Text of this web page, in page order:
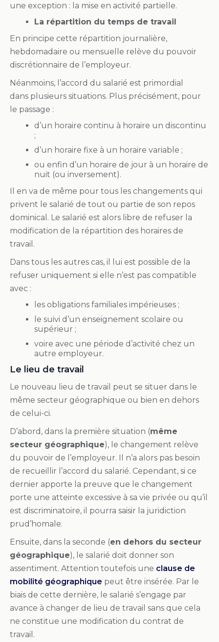
une exception : la mise en activité partielle.
La répartition du temps de travail
En principe cette répartition journalière,
hebdomadaire ou mensuelle relève du pouvoir
discrétionnaire de l’employeur.
Néanmoins, l’accord du salarié est primordial
dans plusieurs situations. Plus précisément, pour
le passage :
d’un horaire continu à horaire un discontinu
;
d’un horaire fixe à un horaire variable ;
ou enfin d’un horaire de jour à un horaire de
nuit (ou inversement).
Il en va de même pour tous les changements qui
privent le salarié de tout ou partie de son repos
dominical. Le salarié est alors libre de refuser la
modification de la répartition des horaires de
travail.
Dans tous les autres cas, il lui est possible de la
refuser uniquement si elle n’est pas compatible
avec :
les obligations familiales impérieuses ;
le suivi d’un enseignement scolaire ou
supérieur ;
voire avec une période d’activité chez un
autre employeur.
Le lieu de travail
Le nouveau lieu de travail peut se situer dans le
même secteur géographique ou bien en dehors
de celui-ci.
D’abord, dans la première situation (même
secteur géographique), le changement relève
du pouvoir de l’employeur. Il n’a alors pas besoin
de recueillir l’accord du salarié. Cependant, si ce
dernier apporte la preuve que le changement
porte une atteinte excessive à sa vie privée ou qu’il
est discriminatoire, il pourra saisir la juridiction
prud’homale.
Ensuite, dans la seconde (en dehors du secteur
géographique), le salarié doit donner son
assentiment. Attention toutefois une clause de
mobilité géographique peut être insérée. Par le
biais de cette dernière, le salarié s’engage par
avance à changer de lieu de travail sans que cela
ne constitue une modification du contrat de
travail.